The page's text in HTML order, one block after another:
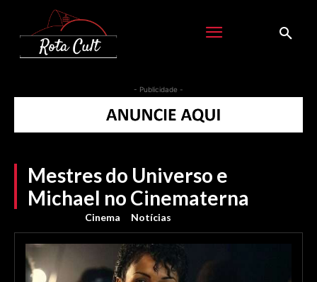
- Publicidade -
Mestres do Universo e
Michael no Cinematerna
Cinema Notícias